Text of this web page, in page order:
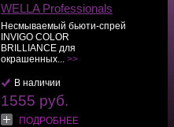
WELLA Professionals
Несмываемый бьюти-спрей
INVIGO COLOR
BRILLIANCE для
окрашенных... >>
В наличии
1555 руб.
ПОДРОБНЕЕ